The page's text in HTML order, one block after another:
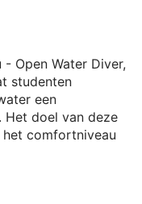
- Open Water Diver,
studenten
een
doel van deze
comfortniveau